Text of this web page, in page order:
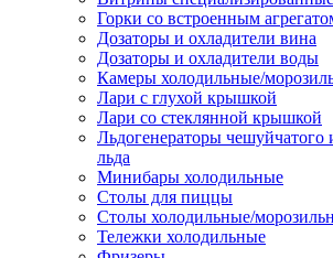
Горки со встроенным
Дозаторы и охладители вина
Дозаторы и охладители воды
Камеры холодильные/
Лари с глухой крышкой
Лари со стеклянной крышкой
Льдогенераторы чешуйчатого
льда
Минибары холодильные
Столы для пиццы
Столы холодильные/
Тележки холодильные